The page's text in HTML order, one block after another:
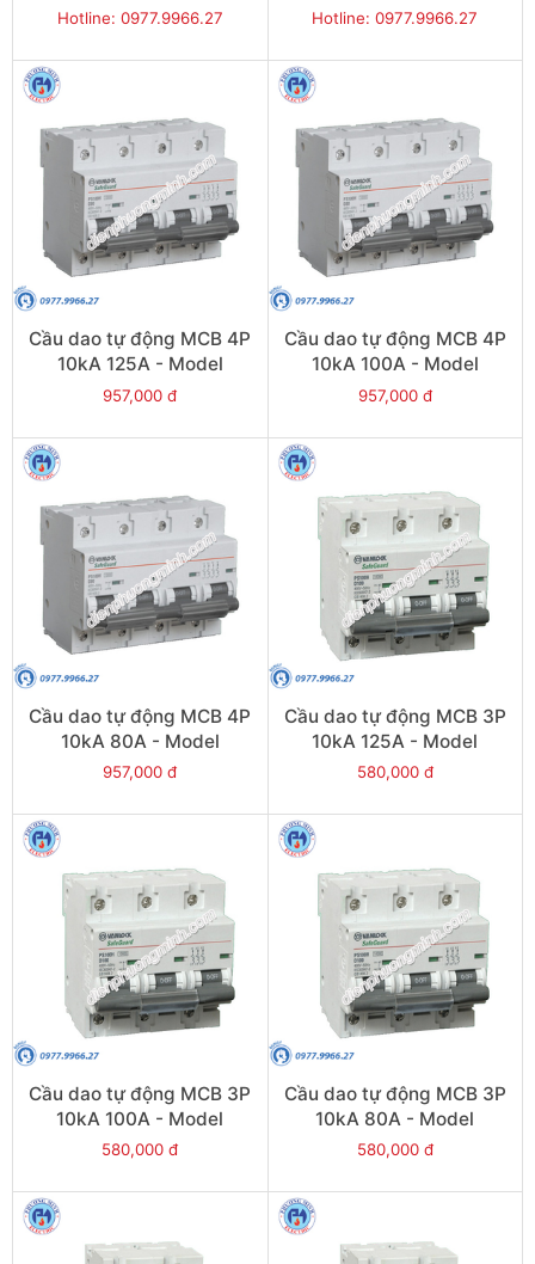
Hotline: 0977.9966.27 Hotline: 0977.9966.27
Cầu dao tự động MCB 4P
10kA 125A - Model
PS100H/4/D125
957,000 đ
Cầu dao tự động MCB 4P
10kA 100A - Model
PS100H/4/D100
957,000 đ
Cầu dao tự động MCB 4P
10kA 80A - Model
PS100H/4/D80
957,000 đ
Cầu dao tự động MCB 3P
10kA 125A - Model
PS100H/3/D125
580,000 đ
Cầu dao tự động MCB 3P
10kA 100A - Model
PS100H/3/D100
580,000 đ
Cầu dao tự động MCB 3P
10kA 80A - Model
PS100H/3/D80
580,000 đ